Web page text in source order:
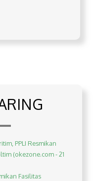
PPLI Resmikan
(okezone.com - 21
Fasilitas